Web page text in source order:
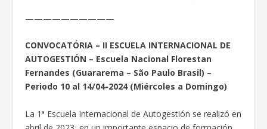
——————————
CONVOCATÓRIA – II ESCUELA INTERNACIONAL DE
AUTOGESTIÓN – Escuela Nacional Florestan
Fernandes (Guararema – São Paulo Brasil) –
Periodo 10 al 14/04-2024 (Miércoles a Domingo)
La 1ª Escuela Internacional de Autogestión se realizó en